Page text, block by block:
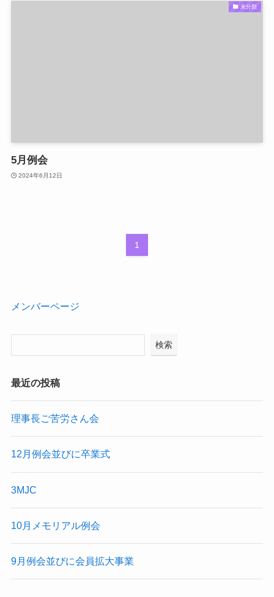
未分類
5月例会
2024年6月12日
1
メンバーページ
検索
最近の投稿
理事長ご苦労さん会
12月例会並びに卒業式
3MJC
10月メモリアル例会
9月例会並びに会員拡大事業